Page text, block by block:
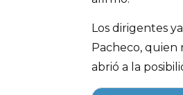
Los dirigentes
Pacheco,
abrió a la